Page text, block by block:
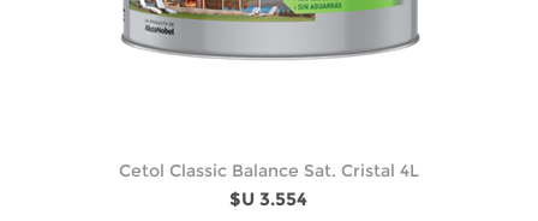
Cetol Classic Balance Sat. Cristal 4L
$U 3.554